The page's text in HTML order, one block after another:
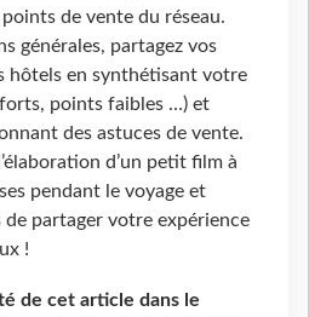
de vente du réseau.
générales, partagez vos
hôtels en synthétisant votre
points faibles …) et
des astuces de vente.
d’un petit film à
pendant le voyage et
de partager votre expérience
!
de cet article dans le